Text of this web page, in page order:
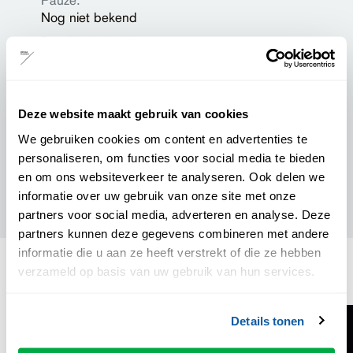
Deze website maakt gebruik van cookies
We gebruiken cookies om content en advertenties te
personaliseren, om functies voor social media te bieden
en om ons websiteverkeer te analyseren. Ook delen we
informatie over uw gebruik van onze site met onze
partners voor social media, adverteren en analyse. Deze
partners kunnen deze gegevens combineren met andere
informatie die u aan ze heeft verstrekt of die ze hebben
verzameld op basis van uw gebruik van hun services.
Details tonen
Nog niet bekend
Drankje inclusief:
Prijzen
Zaalplattegrond
anderen keken ook